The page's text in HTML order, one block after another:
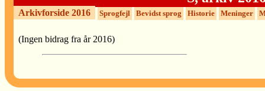
Arkivforside 2016 Sprogfejl Bevidst sprog Historie Meninger
(Ingen bidrag fra år 2016)